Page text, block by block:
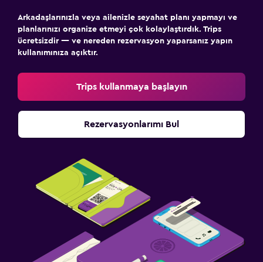
Arkadaşlarınızla veya ailenizle seyahat planı yapmayı ve
planlarınızı organize etmeyi çok kolaylaştırdık. Trips
ücretsizdir — ve nereden rezervasyon yaparsanız yapın
kullanımınıza açıktır.
Trips kullanmaya başlayın
Rezervasyonlarımı Bul